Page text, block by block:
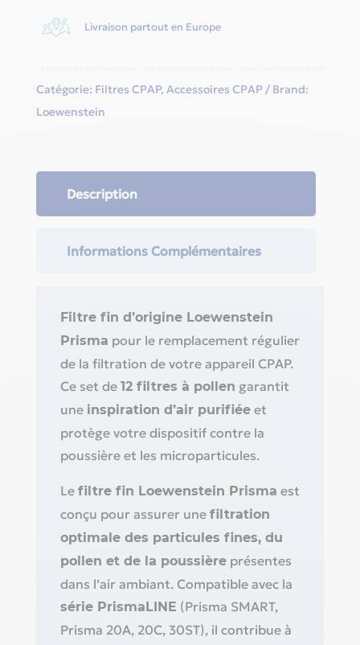
Livraison partout en Europe
Catégorie: Filtres CPAP, Accessoires CPAP
Brand:
Loewenstein
Description
Informations Complémentaires
Filtre fin d’origine Loewenstein
Prisma pour le remplacement régulier
de la filtration de votre appareil CPAP.
Ce set de 12 filtres à pollen garantit
une inspiration d’air purifiéeet
protège votre dispositif contre la
poussière et les microparticules.
Le filtre fin Loewenstein Prisma est
conçu pour assurer une filtration
optimale des particules fines, du
pollen et de la poussièreprésentes
dans l’air ambiant. Compatible avec la
série PrismaLINE (Prisma SMART,
Prisma 20A, 20C, 30ST), il contribue à